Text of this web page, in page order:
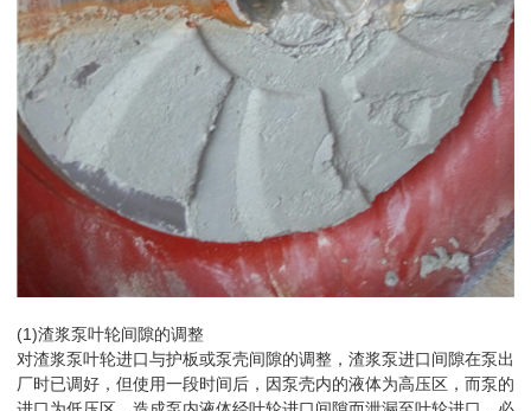
(1)渣浆泵叶轮间隙的调整
对渣浆泵叶轮进口与护板或泵壳间隙的调整，渣浆泵进口间隙在泵出
厂时已调好，但使用一段时间后，因泵壳内的液体为高压区，而泵的